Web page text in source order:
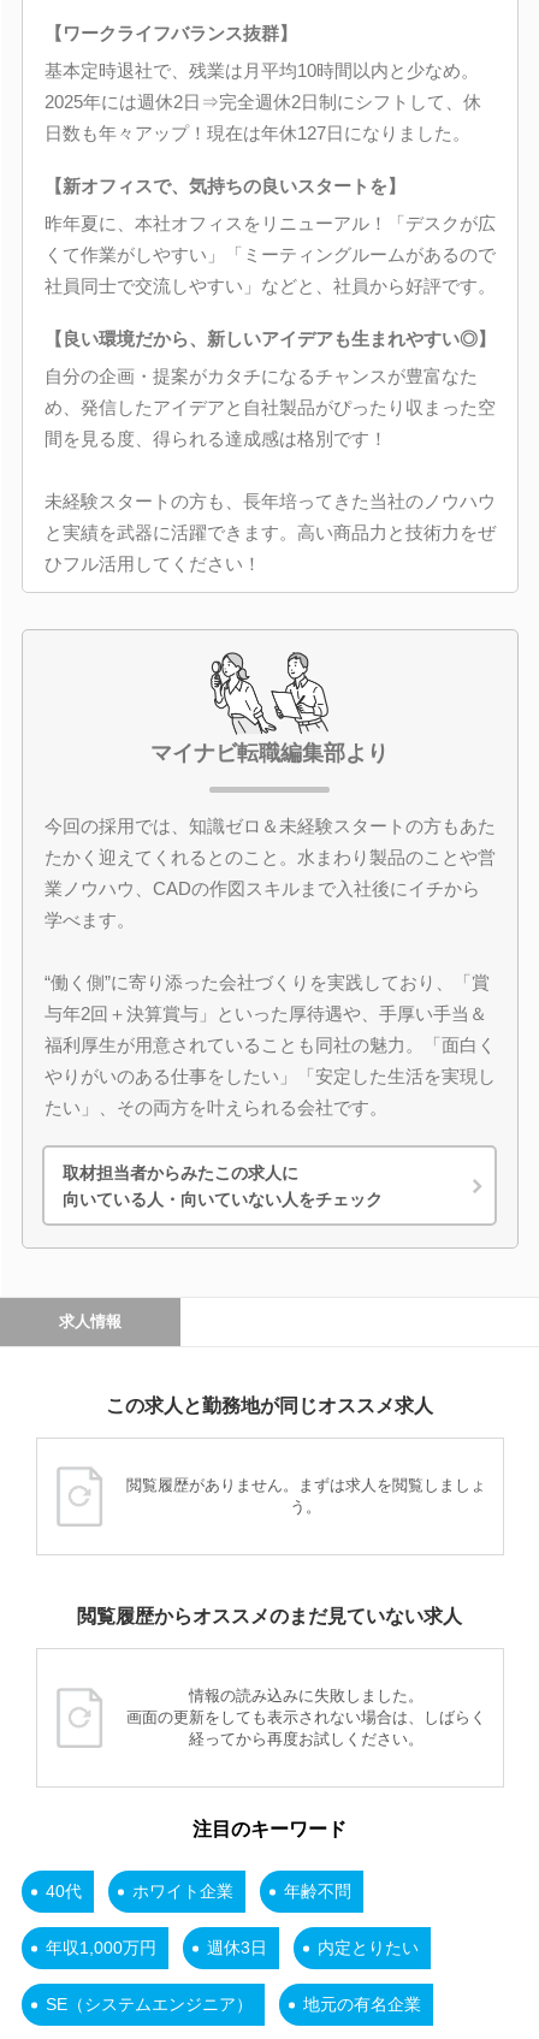
【ワークライフバランス抜群】
基本定時退社で、残業は月平均10時間以内と少なめ。
2025年には週休2日⇒完全週休2日制にシフトして、休
日数も年々アップ！現在は年休127日になりました。
【新オフィスで、気持ちの良いスタートを】
昨年夏に、本社オフィスをリニューアル！「デスクが広
くて作業がしやすい」「ミーティングルームがあるので
社員同士で交流しやすい」などと、社員から好評です。
【良い環境だから、新しいアイデアも生まれやすい◎】
自分の企画・提案がカタチになるチャンスが豊富なた
め、発信したアイデアと自社製品がぴったり収まった空
間を見る度、得られる達成感は格別です！
未経験スタートの方も、長年培ってきた当社のノウハウ
と実績を武器に活躍できます。高い商品力と技術力をぜ
ひフル活用してください！
マイナビ転職編集部より
今回の採用では、知識ゼロ＆未経験スタートの方もあた
たかく迎えてくれるとのこと。水まわり製品のことや営
業ノウハウ、CADの作図スキルまで入社後にイチから
学べます。
“働く側”に寄り添った会社づくりを実践しており、「賞
与年2回＋決算賞与」といった厚待遇や、手厚い手当＆
福利厚生が用意されていることも同社の魅力。「面白く
やりがいのある仕事をしたい」「安定した生活を実現し
たい」、その両方を叶えられる会社です。
取材担当者からみたこの求人に
向いている人・向いていない人をチェック
求人情報
この求人と勤務地が同じオススメ求人
閲覧履歴がありません。まずは求人を閲覧しましょ
う。
閲覧履歴からオススメのまだ見ていない求人
情報の読み込みに失敗しました。
画面の更新をしても表示されない場合は、しばらく
経ってから再度お試しください。
注目のキーワード
40代 ホワイト企業 年齢不問
年収1,000万円 週休3日 内定とりたい
SE（システムエンジニア） 地元の有名企業